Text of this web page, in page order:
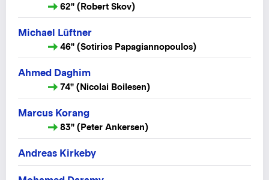
62" (Robert Skov)
Michael Lüftner
46" (Sotirios Papagiannopoulos)
Ahmed Daghim
74" (Nicolai Boilesen)
Marcus Korang
83" (Peter Ankersen)
Andreas Kirkeby